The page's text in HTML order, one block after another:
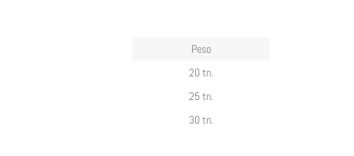
Peso
20 tn.
25 tn.
30 tn.